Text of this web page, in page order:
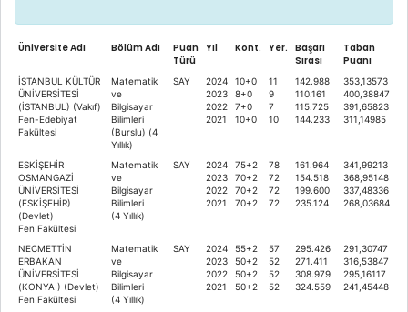
Üniversite Adı Bölüm Adı
Puan
Türü
Yıl Kont. Yer. Başarı
Sırası
Taban
Puanı
İSTANBUL KÜLTÜR
ÜNİVERSİTESİ
(İSTANBUL) (Vakıf)
Fen-Edebiyat
Fakültesi
Matematik
ve
Bilgisayar
Bilimleri
(Burslu) (4
Yıllık)
SAY
2024
2023
2022
2021
10+0
8+0
7+0
10+0
11
9
7
10
142.988
110.161
115.725
144.233
353,13573
400,38847
391,65823
311,14985
ESKİŞEHİR
OSMANGAZİ
ÜNİVERSİTESİ
(ESKİŞEHİR)
(Devlet)
Fen Fakültesi
Matematik
ve
Bilgisayar
Bilimleri
(4 Yıllık)
SAY
2024
2023
2022
2021
75+2
70+2
70+2
70+2
78
72
72
72
161.964
154.518
199.600
235.124
341,99213
368,95148
337,48336
268,03684
NECMETTİN
ERBAKAN
ÜNİVERSİTESİ
(KONYA ) (Devlet)
Fen Fakültesi
Matematik
ve
Bilgisayar
Bilimleri
(4 Yıllık)
SAY
2024
2023
2022
2021
55+2
50+2
50+2
50+2
57
52
52
52
295.426
271.411
308.979
324.559
291,30747
316,53847
295,16117
241,45448